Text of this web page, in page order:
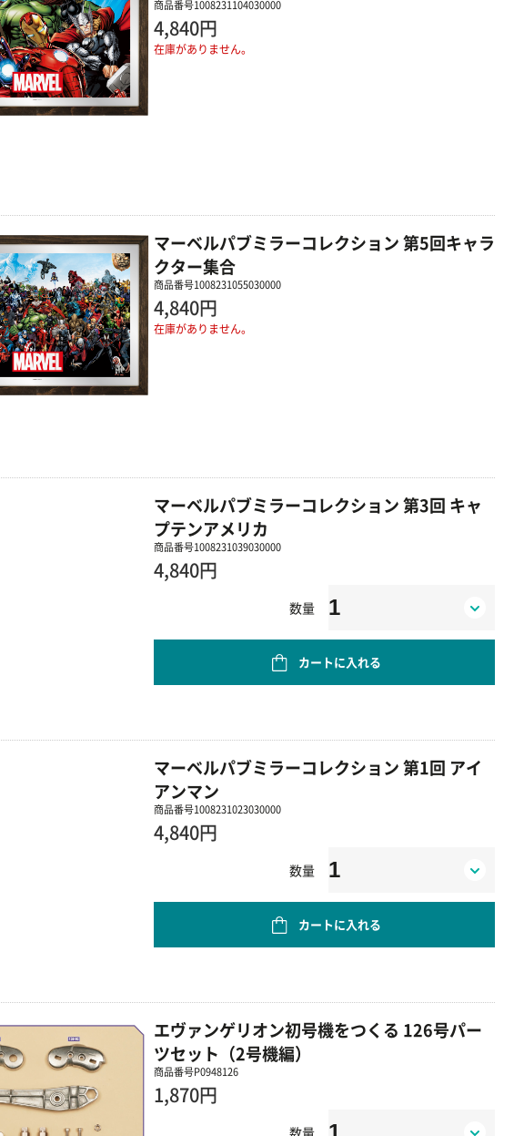
商品番号1008231104030000
4,840円
在庫がありません。
マーベルパブミラーコレクション 第5回キャラ
クター集合
商品番号1008231055030000
4,840円
在庫がありません。
マーベルパブミラーコレクション 第3回 キャ
プテンアメリカ
商品番号1008231039030000
4,840円
数量
カートに入れる
マーベルパブミラーコレクション 第1回 アイ
アンマン
商品番号1008231023030000
4,840円
数量
カートに入れる
エヴァンゲリオン初号機をつくる 126号パー
ツセット（2号機編）
商品番号P0948126
1,870円
数量